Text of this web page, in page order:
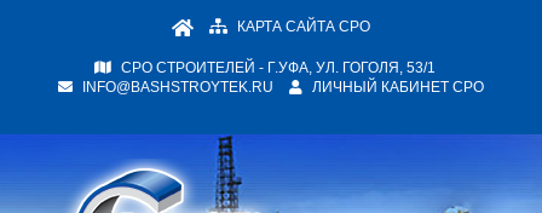
КАРТА САЙТА СРО
СРО СТРОИТЕЛЕЙ - Г.УФА, УЛ. ГОГОЛЯ, 53/1
INFO@BASHSTROYTEK.RU
ЛИЧНЫЙ КАБИНЕТ СРО